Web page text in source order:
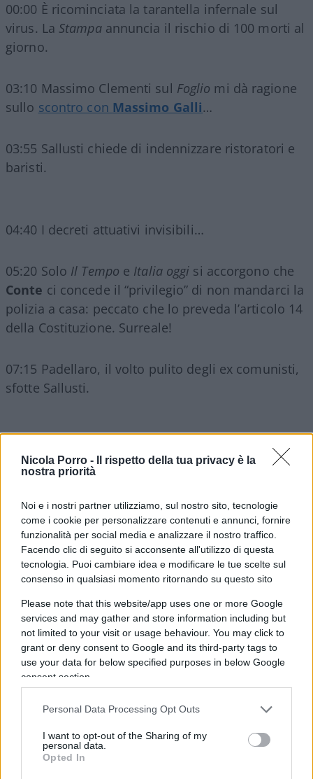
Nicola Porro -
Il rispetto della tua privacy è la
nostra priorità
Noi e i nostri partner utilizziamo, sul nostro sito, tecnologie
come i cookie per personalizzare contenuti e annunci, fornire
funzionalità per social media e analizzare il nostro traffico.
Facendo clic di seguito si acconsente all'utilizzo di questa
tecnologia. Puoi cambiare idea e modificare le tue scelte sul
consenso in qualsiasi momento ritornando su questo sito
Please note that this website/app uses one or more Google
services and may gather and store information including but
not limited to your visit or usage behaviour. You may click to
grant or deny consent to Google and its third-party tags to
use your data for below specified purposes in below Google
consent section.
Personal Data Processing Opt Outs
I want to opt-out of the Sharing of my
personal data.
Opted In
00:00 È ricominciata la tarantella infernale sul
virus. La Stampaannuncia il rischio di 100 morti al
giorno.
03:10 Massimo Clementi sul Foglio mi dà ragione
sullo scontro con Massimo Galli…
03:55 Sallusti chiede di indennizzare ristoratori e
baristi.
04:40 I decreti attuativi invisibili…
05:20 Solo Il Tempo e Italia oggi si accorgono che
Conte ci concede il “privilegio” di non mandarci la
polizia a casa: peccato che lo preveda l’articolo 14
della Costituzione. Surreale!
07:15 Padellaro, il volto pulito degli ex comunisti,
sfotte Sallusti.
non si ricandida per eccesso di
coerenza. E ilFatto Quotidianodice che ha un
09:45 La svolta liberale della Lega, si scrive di tutto
sui giornali.
10:14 La dama di
per i giornali è già
colpevole e arrestata. Stesso copione che ebbero
con mafia capitale. Sessisti!
11:20Nanni Morettisi concede a Repubblicae
Corriere della Sera.
12:00 Io, cari amici del
, non mi candido
perché vorrei una Roma fatta di grattacieli, stadi,